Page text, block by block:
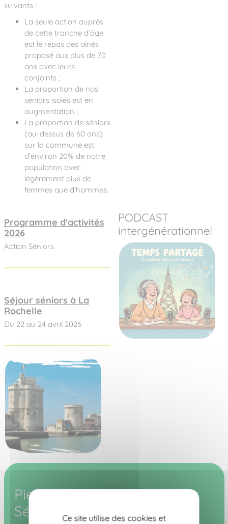
suivants :
La seule action auprès
de cette tranche d’âge
est le repas des aînés
proposé aux plus de 70
ans avec leurs
conjoints ;
La proportion de nos
séniors isolés est en
augmentation ;
La proportion de séniors
(au-dessus de 60 ans)
sur la commune est
d’environ 20% de notre
population avec
légèrement plus de
femmes que d’hommes.
Programme d'activités
2026
Action Séniors
Séjour séniors à La
Rochelle
Du 22 au 24 avril 2026
PODCAST
intergénérationnel
Pierre Langevin - Animateur
Séniors
Ce site utilise des cookies et